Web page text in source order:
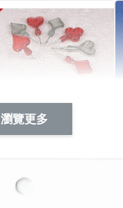
Artsign 撲克牌 圖釘
瀏覽更多